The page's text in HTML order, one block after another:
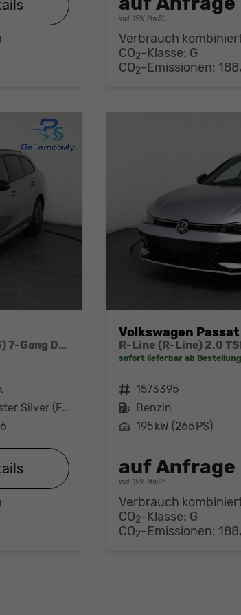
incl. 19% MwSt.
Verbrauch
CO2-Klasse: G
CO2-Emissionen:
R-Line (R-Line) 2.0 TSI 195kW (265 PS) 7-Gang DSG 4MOTION
Silber, Oyster Silver (F0)
Volkswagen
sofort lieferbar ab Bestellung
Fahrzeugnr. 1573395
Kraftstoff
Benzin
Leistung 195 kW (265 PS)
auf Anfrage
incl. 19% MwSt.
Verbrauch
CO2-Klasse: G
CO2-Emissionen: